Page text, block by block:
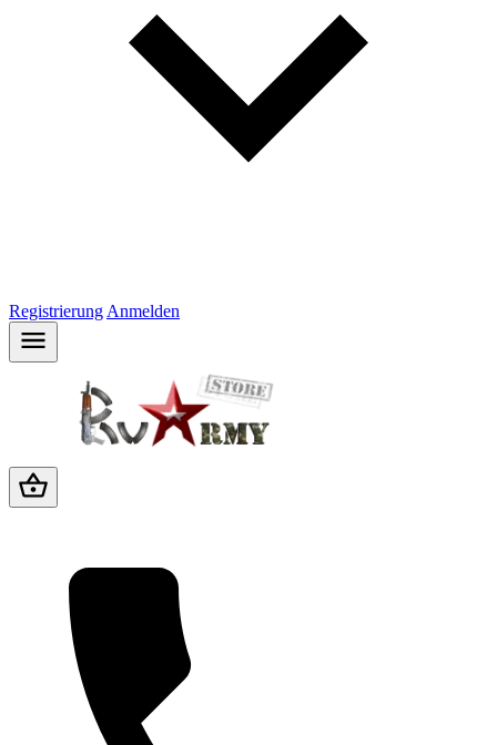
Registrierung Anmelden